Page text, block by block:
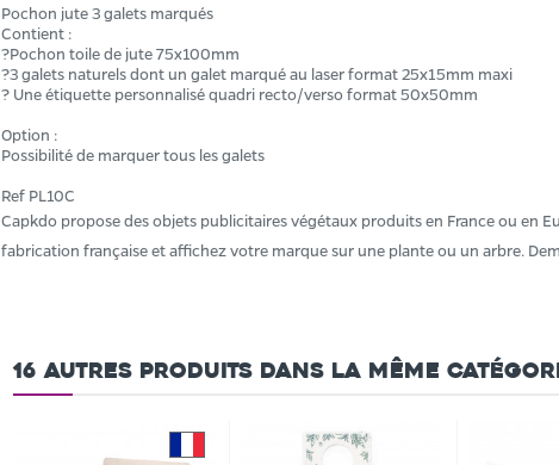
Pochon jute 3 galets marqués
Contient :
?Pochon toile de jute 75x100mm
?3 galets naturels dont un galet marqué au laser format 25x15mm maxi
? Une étiquette personnalisé quadri recto/verso format 50x50mm
Option :
Possibilité de marquer tous les galets
Ref PL10C
Capkdo propose des objets publicitaires végétaux produits en France ou en
fabrication française et affichez votre marque sur une plante ou un arbre.
16 autres produits dans la même